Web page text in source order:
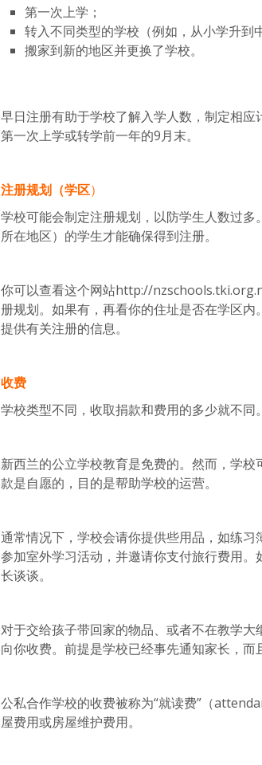
第一次上学；
转入不同类型的学校（例如，从小学升到
搬家到新的地区并更换了学校。
早日注册有助于学校了解入学人数，制定相
第一次上学或转学前一年的9月末。
注册规划（学区）
学校可能会制定注册规划，以防学生人数过
所在地区）的学生才能确保得到注册。
你可以查看这个网站http://
册规划。如果有，再看你的住址是否在学区
提供有关注册的信息。
收费
学校类型不同，收取捐款和费用的多少就不同。
新西兰的公立学校教育是免费的。然而，学
款是自愿的，目的是帮助学校的运营。
通常情况下，学校会请你提供些用品，如练
参加室外学习活动，并邀请你支付旅行费用
长谈谈。
对于交给孩子带回家的物品、或者不在教学
向你收费。前提是学校已经事先通知家长，而
公私合作学校的收费被称为“就读费”（
屋费用或房屋维护费用。